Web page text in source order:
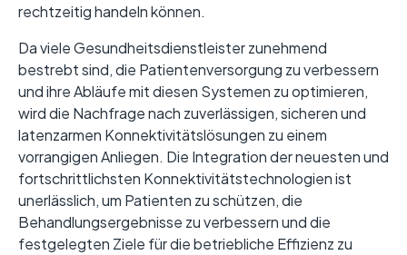
rechtzeitig handeln können.
Da viele Gesundheitsdienstleister zunehmend
bestrebt sind, die Patientenversorgung zu verbessern
und ihre Abläufe mit diesen Systemen zu optimieren,
wird die Nachfrage nach zuverlässigen, sicheren und
latenzarmen Konnektivitätslösungen zu einem
vorrangigen Anliegen. Die Integration der neuesten und
fortschrittlichsten Konnektivitätstechnologien ist
unerlässlich, um Patienten zu schützen, die
Behandlungsergebnisse zu verbessern und die
festgelegten Ziele für die betriebliche Effizienz zu